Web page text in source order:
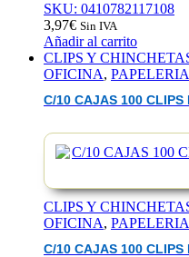
SKU: 0410782117108
3,97€ Sin IVA
Añadir al carrito
CLIPS Y
OFICINA, PAPELERIA
C/10 CAJAS 100 CLIPS
CLIPS Y
OFICINA, PAPELERIA
C/10 CAJAS 100 CLIPS